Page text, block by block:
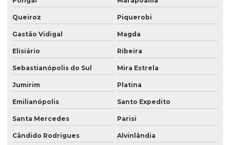
Queiroz Piquerobi
Gastão Vidigal Magda
Elisiário Ribeira
Sebastianópolis do Sul Mira Estrela
Jumirim Platina
Emilianópolis Santo Expedito
Santa Mercedes Parisi
Cândido Rodrigues Alvinlândia